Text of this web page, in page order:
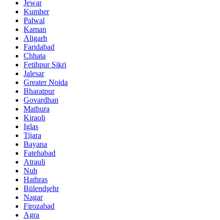
Jewar
Kumher
Palwal
Kaman
Aligarh
Faridabad
Chhata
Fetihpur Sikri
Jalesar
Greater Noida
Bharatpur
Govardhan
Mathura
Kiraoli
Iglas
Tijara
Bayana
Fatehabad
Atrauli
Nuh
Hathras
Bülendşehr
Nagar
Firozabad
Agra